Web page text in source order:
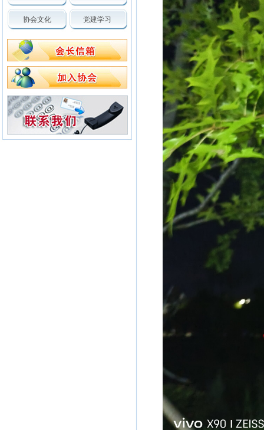
协会文化 党建学习